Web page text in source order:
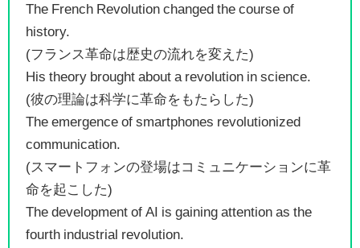
The French Revolution changed the course of
history.
(フランス革命は歴史の流れを変えた)
His theory brought about a revolution in science.
(彼の理論は科学に革命をもたらした)
The emergence of smartphones revolutionized
communication.
(スマートフォンの登場はコミュニケーションに革
命を起こした)
The development of AI is gaining attention as the
fourth industrial revolution.